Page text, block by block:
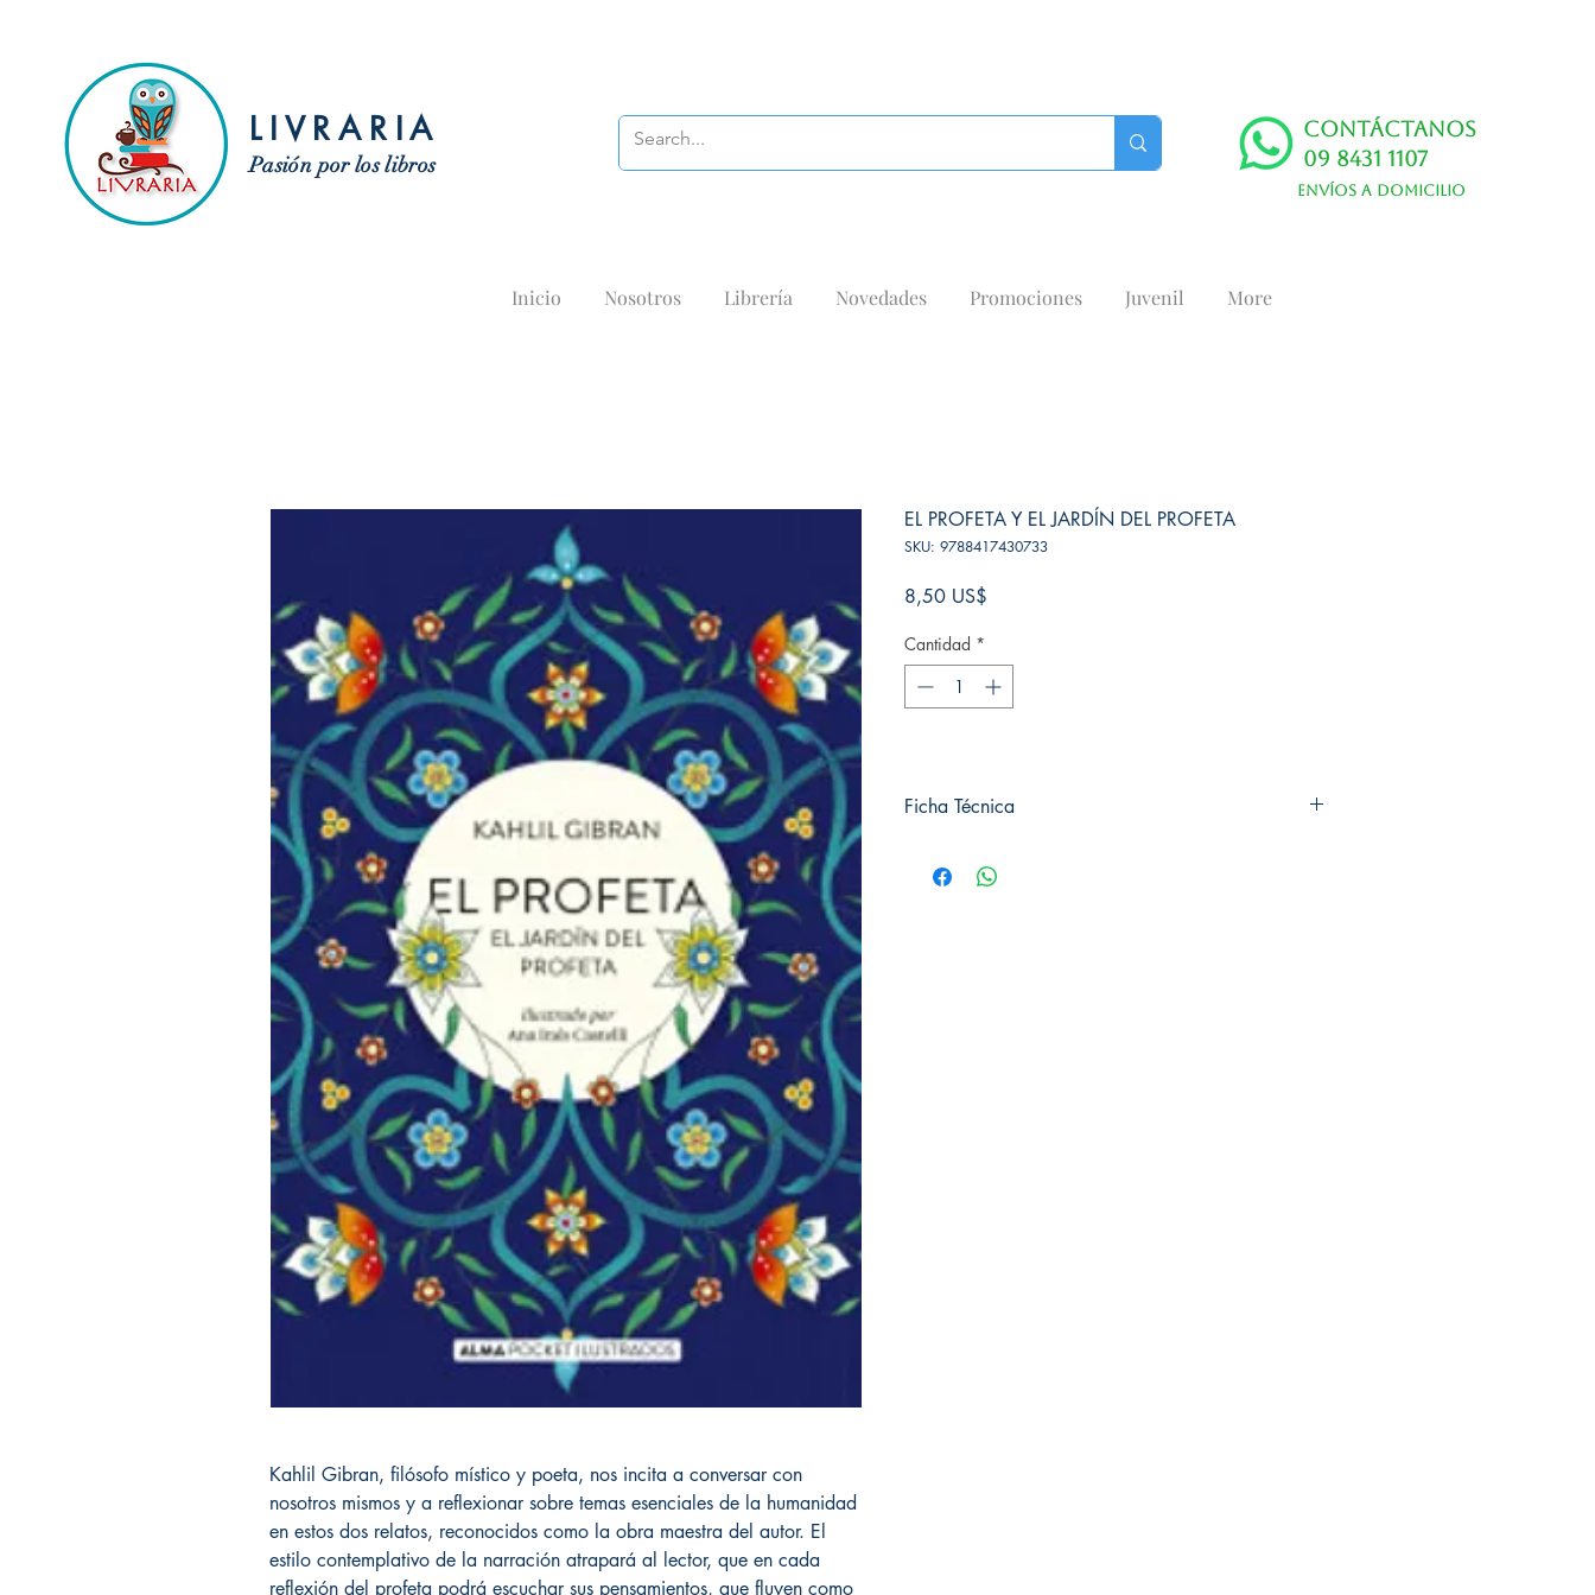
LIVRARIA
Pasión por los libros
Contáctanos
09 8431 1107
Envíos a domicilio
Inicio Nosotros Librería Novedades Promociones Juvenil More
Kahlil Gibran, filósofo místico y poeta, nos incita a conversar con
nosotros mismos y a reflexionar sobre temas esenciales de la humanidad
en estos dos relatos, reconocidos como la obra maestra del autor. El
estilo contemplativo de la narración atrapará al lector, que en cada
reflexión del profeta podrá escuchar sus pensamientos, que fluyen como
EL PROFETA Y EL JARDÍN DEL PROFETA
SKU: 9788417430733
8,50 US$
Cantidad *
Ficha Técnica
Editorial: Alma editorial